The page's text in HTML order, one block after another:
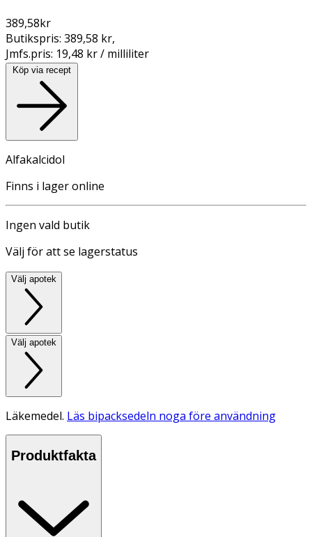
389,58kr
Butikspris: 389,58 kr,
Jmfs.pris: 19,48 kr / milliliter
Köp via recept
Alfakalcidol
Finns i lager online
Ingen vald butik
Välj för att se lagerstatus
Välj apotek
Välj apotek
Läkemedel. Läs bipacksedeln noga före användning
Produktfakta